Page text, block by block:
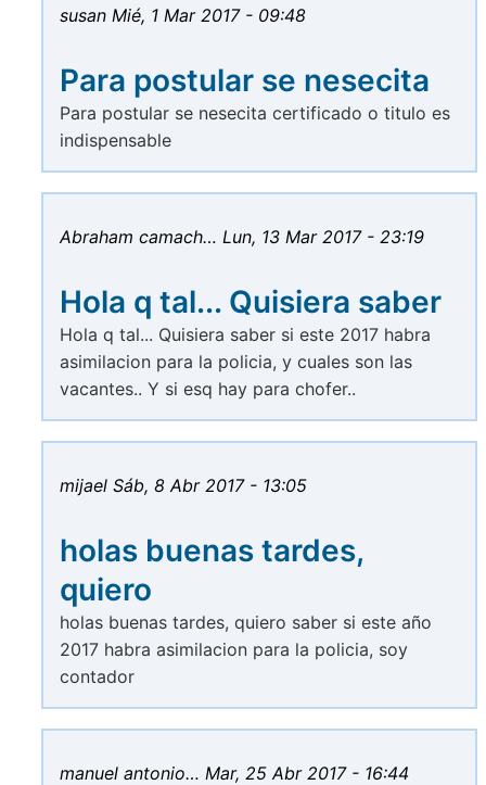
susan Mié, 1 Mar 2017 - 09:48
Para postular se nesecita
Para postular se nesecita certificado o titulo es
indispensable
Abraham camach… Lun, 13 Mar 2017 - 23:19
Hola q tal... Quisiera saber
Hola q tal... Quisiera saber si este 2017 habra
asimilacion para la policia, y cuales son las
vacantes.. Y si esq hay para chofer..
mijael Sáb, 8 Abr 2017 - 13:05
holas buenas tardes,
quiero
holas buenas tardes, quiero saber si este año
2017 habra asimilacion para la policia, soy
contador
manuel antonio… Mar, 25 Abr 2017 - 16:44